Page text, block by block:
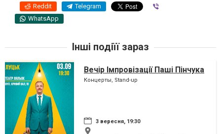
Reddit Telegram
WhatsApp
Інші подіїї зараз
Вечір Імпровізації Паші Пінчука
Концерты, Stand-up
3 вересня, 19:30